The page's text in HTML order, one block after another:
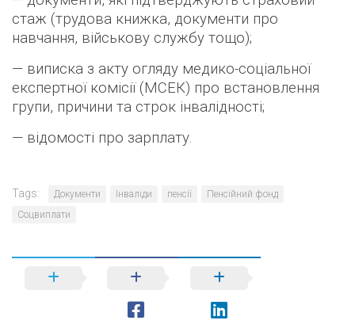
стаж (трудова книжка, документи про
навчання, військову службу тощо);
— виписка з акту огляду медико-соціальної
експертної комісії (МСЕК) про встановлення
групи, причини та строк інвалідності;
— відомості про зарплату.
Tags: Документи Інваліди пенсії
Пенсійний фонд
Соцвиплати